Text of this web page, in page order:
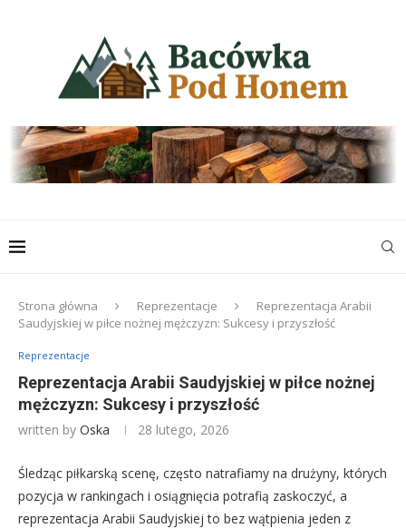
Strona główna Reprezentacje
Reprezentacja Arabii
Saudyjskiej w piłce nożnej mężczyzn: Sukcesy i przyszłość
Reprezentacje
Reprezentacja Arabii Saudyjskiej w piłce nożnej
mężczyzn: Sukcesy i przyszłość
written by Oska 28 lutego, 2026
Śledząc piłkarską scenę, często natrafiamy na drużyny, których
pozycja w rankingach i osiągnięcia potrafią zaskoczyć, a
reprezentacja Arabii Saudyjskiej to bez wątpienia jeden z